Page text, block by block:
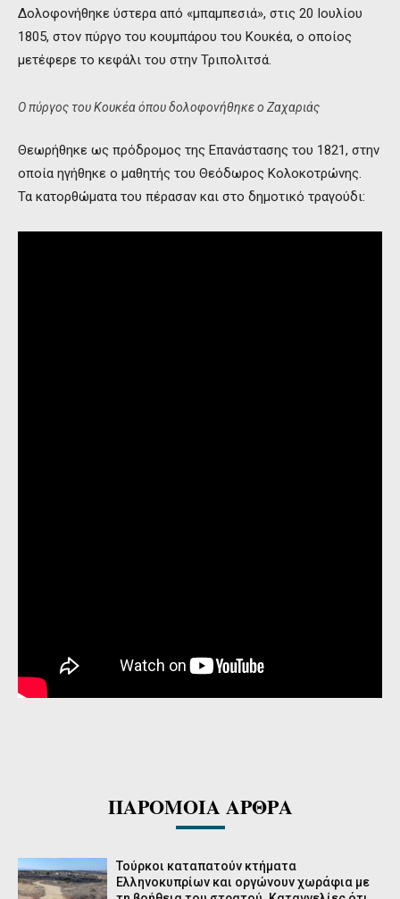
Δολοφονήθηκε ύστερα από «μπαμπεσιά», στις 20 Ιουλίου
1805, στον πύργο του κουμπάρου του Κουκέα, ο οποίος
μετέφερε το κεφάλι του στην Τριπολιτσά.
Ο πύργος του Κουκέα όπου δολοφονήθηκε ο Ζαχαριάς
Θεωρήθηκε ως πρόδρομος της Επανάστασης του 1821, στην
οποία ηγήθηκε ο μαθητής του Θεόδωρος Κολοκοτρώνης.
Τα κατορθώματα του πέρασαν και στο δημοτικό τραγούδι:
ΠΑΡΟΜΟΙΑ ΑΡΘΡΑ
Τούρκοι καταπατούν κτήματα
Ελληνοκυπρίων και οργώνουν χωράφια με